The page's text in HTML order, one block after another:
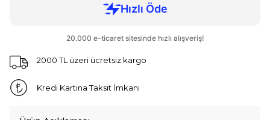
2000 TL üzeri ücretsiz kargo
Kredi Kartına Taksit İmkanı